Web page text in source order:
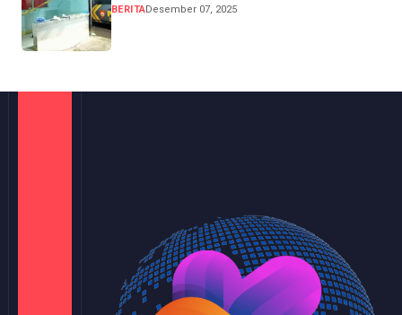
BERITADesember 07, 2025